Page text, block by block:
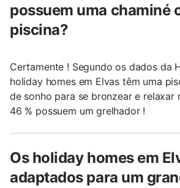
possuem uma chaminé
piscina?
Certamente ! Segundo os dados da
holiday homes em Elvas têm uma
de sonho para se bronzear e relaxar
46 % possuem um grelhador !
Os holiday homes em
adaptados para um